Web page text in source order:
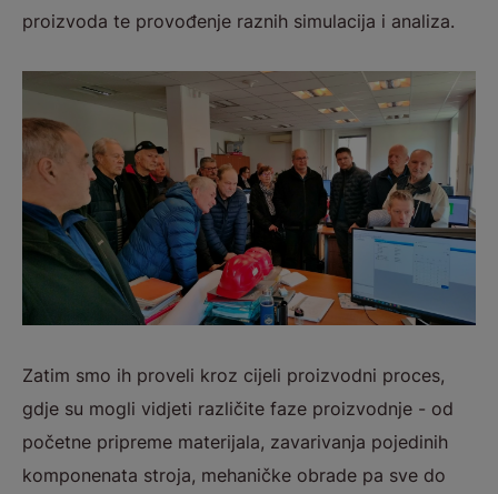
proizvoda te provođenje raznih simulacija i analiza.
Zatim smo ih proveli kroz cijeli proizvodni proces,
gdje su mogli vidjeti različite faze proizvodnje - od
početne pripreme materijala, zavarivanja pojedinih
komponenata stroja, mehaničke obrade pa sve do